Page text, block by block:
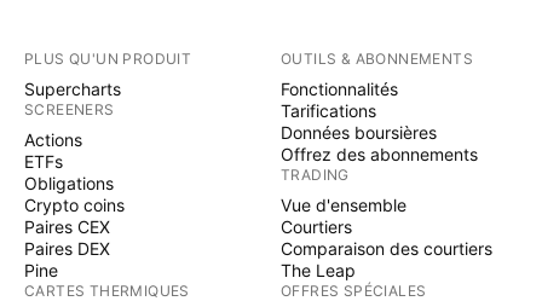
PLUS QU'UN PRODUIT
Supercharts
SCREENERS
Actions
ETFs
Obligations
Crypto coins
Paires CEX
Paires DEX
Pine
CARTES THERMIQUES
OUTILS & ABONNEMENTS
Fonctionnalités
Tarifications
Données boursières
Offrez des abonnements
TRADING
Vue d'ensemble
Courtiers
Comparaison des courtiers
The Leap
OFFRES SPÉCIALES